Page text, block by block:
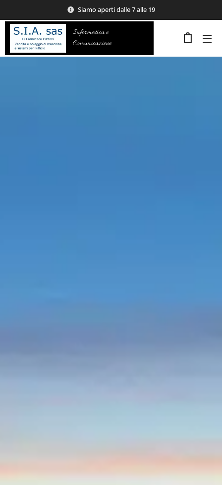
Siamo aperti dalle 7 alle 19
Informatica e
Comunicazione